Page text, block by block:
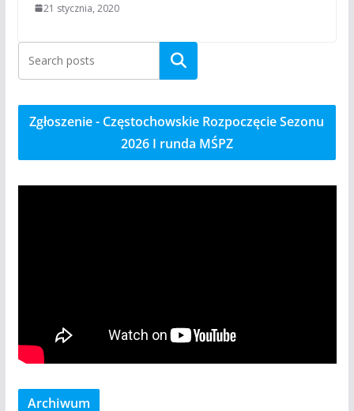
21 stycznia, 2020
Szukaj
Zgłoszenie - Częstochowskie Rozpoczęcie Sezonu
2026 I runda MŚPZ
Archiwum